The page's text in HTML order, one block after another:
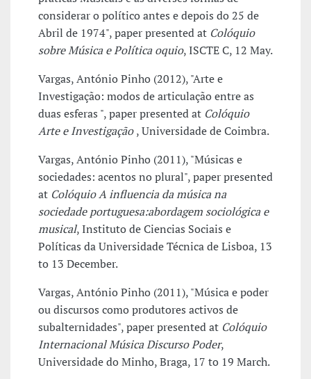
considerar o político antes e depois do 25 de
Abril de 1974", paper presented at Colóquio
sobre Música e Política oquio, ISCTE C, 12 May.
Vargas, António Pinho (2012), "Arte e
Investigação: modos de articulação entre as
duas esferas ", paper presented at Colóquio
Arte e Investigação, Universidade de Coimbra.
Vargas, António Pinho (2011), "Músicas e
sociedades: acentos no plural", paper presented
at Colóquio A influencia da música na
sociedade portuguesa:abordagem sociológica e
musical, Instituto de Ciencias Sociais e
Políticas da Universidade Técnica de Lisboa, 13
to 13 December.
Vargas, António Pinho (2011), "Música e poder
ou discursos como produtores activos de
subalternidades", paper presented at Colóquio
Internacional Música Discurso Poder,
Universidade do Minho, Braga, 17 to 19 March.